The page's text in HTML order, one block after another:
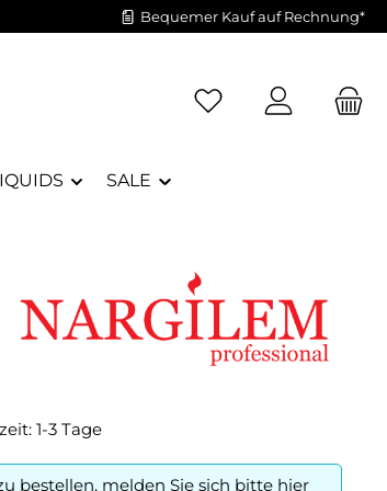
Bequemer Kauf auf Rechnung*
Du hast 0 Produkte
SALE
1-3 Tage
bestellen, melden Sie sich bitte hier